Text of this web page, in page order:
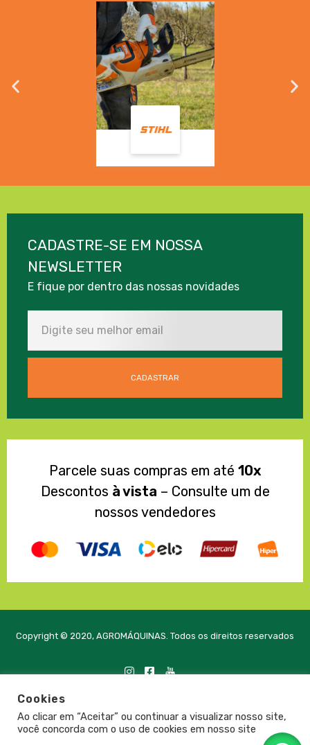
CADASTRE-SE EM NOSSA
NEWSLETTER
E fique por dentro das nossas novidades
Parcele suas compras em até 10x
Descontos à vista – Consulte um de
nossos vendedores
Copyright © 2020, AGROMÁQUINAS. Todos os direitos reservados
Desenvolvido com
Cookies
Ao clicar em “Aceitar” ou continuar a visualizar nosso site,
você concorda com o uso de cookies em nosso site